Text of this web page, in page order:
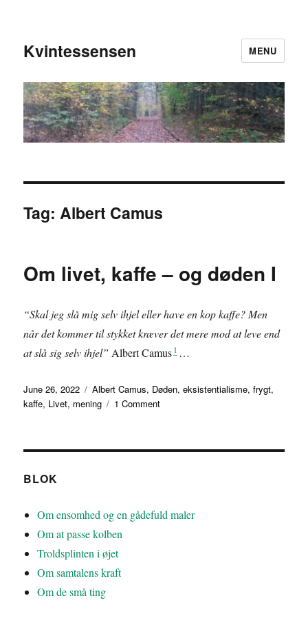
Kvintessensen MENU
Tag:Albert Camus
Om livet, kaffe – og døden I
“Skal jeg slå mig selv ihjel eller have en kop kaffe? Men
når det kommer til stykket kræver det mere mod at leve end
at slå sig selv ihjel” Albert Camus 1 …
Posted
on
June 26, 2022 Tags
Albert Camus, Døden,eksistentialisme,frygt,
kaffe, Livet, mening 1 Commenton
kaffe
BLOK
Om ensomhed og en gådefuld maler
Om at passe kolben
Troldsplinten i øjet
Om samtalens kraft
Om de små ting